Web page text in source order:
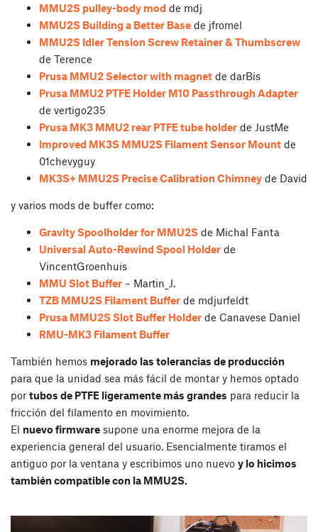
MMU2S pulley-body mod de mdj
MMU2S Building a Better Base de jfromel
MMU2S Idler Tension Screw Retainer & Thumbscrew
de Terence
Prusa MMU2 Selector with magnet de darBis
Prusa MMU2 PTFE Holder M10 Passthrough Adapter
de vertigo235
Prusa MK3 MMU2 rear PTFE tube holder de JustMe
Improved MK3S MMU2S Filament Sensor Mount de
01chevyguy
MK3S+ MMU2S Precise Calibration Chimney de David
y varios mods de buffer como:
Gravity Spoolholder for MMU2S de Michal Fanta
Universal Auto-Rewind Spool Holder de
VincentGroenhuis
MMU Slot Buffer – Martin_J.
TZB MMU2S Filament Buffer de mdjurfeldt
Prusa MMU2S Slot Buffer Holder de Canavese Daniel
RMU-MK3 Filament Buffer
También hemos mejorado las tolerancias de producción
para que la unidad sea más fácil de montar y hemos optado
por tubos de PTFE ligeramente más grandes para reducir la
fricción del filamento en movimiento.
El nuevo firmware supone una enorme mejora de la
experiencia general del usuario. Esencialmente tiramos el
antiguo por la ventana y escribimos uno nuevo y lo hicimos
también compatible con la MMU2S.
Reproductor